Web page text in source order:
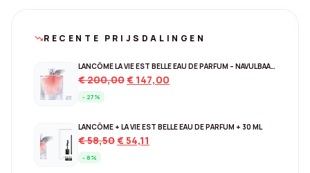
trending_downRECENTE PRIJSDALINGEN
LANCÔME LA VIE EST BELLE EAU DE PARFUM – NAVULBAAR 150 ML
€200,00Original
€ 147,00
- 27%
LANCÔME + LA VIE EST BELLE EAU DE PARFUM + 30 ML
€58,50Original
€54,11
- 8%